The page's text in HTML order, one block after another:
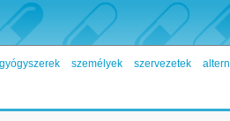
gyógyszerek személyek szervezetek